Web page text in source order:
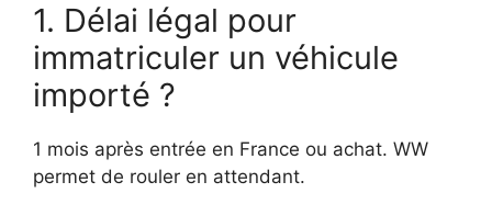
1. Délai légal pour
immatriculer un véhicule
importé ?
1 mois après entrée en France ou achat. WW
permet de rouler en attendant.